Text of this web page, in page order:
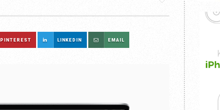
PINTEREST LINKEDIN EMAIL